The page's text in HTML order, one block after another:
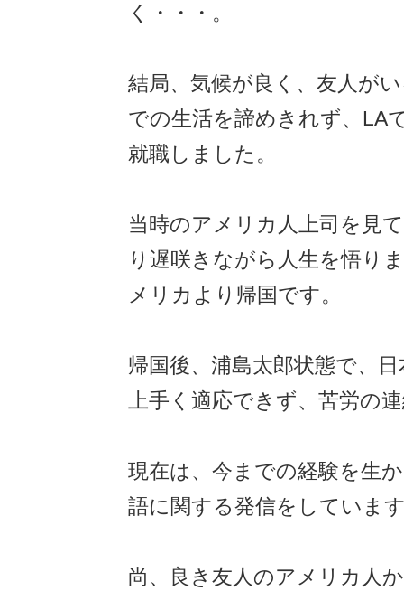
く・・・。
結局、気候が良く、友人が
での生活を諦めきれず、LA
就職しました。
当時のアメリカ人上司を見
り遅咲きながら人生を悟り
メリカより帰国です。
帰国後、浦島太郎状態で、
上手く適応できず、苦労の
現在は、今までの経験を生
語に関する発信をしていま
尚、良き友人のアメリカ人